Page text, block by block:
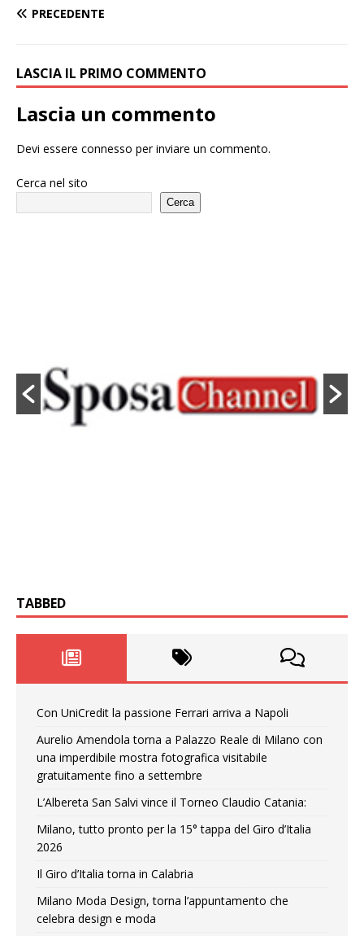
PRECEDENTE
LASCIA IL PRIMO COMMENTO
Lascia un commento
Devi essere connesso per inviare un commento.
Cerca nel sito
Cerca
TABBED
Con UniCredit la passione Ferrari arriva a Napoli
Aurelio Amendola torna a Palazzo Reale di Milano con
una imperdibile mostra fotografica visitabile
gratuitamente fino a settembre
L’Albereta San Salvi vince il Torneo Claudio Catania:
Milano, tutto pronto per la 15° tappa del Giro d’Italia
2026
Il Giro d’Italia torna in Calabria
Milano Moda Design, torna l’appuntamento che
celebra design e moda